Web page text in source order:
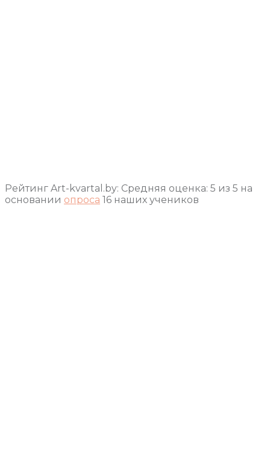
Рейтинг Art-kvartal.by: Средняя оценка: 5 из 5 на
основании опроса 16 наших учеников